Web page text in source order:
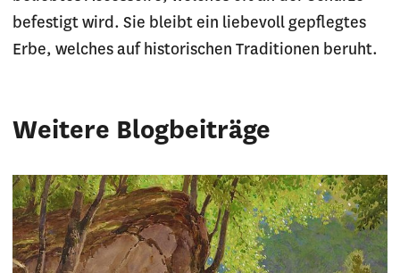
befestigt wird. Sie bleibt ein liebevoll gepflegtes
Erbe, welches auf historischen Traditionen beruht.
Weitere Blogbeiträge